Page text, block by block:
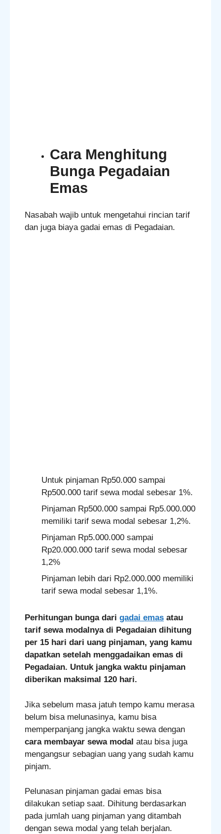
Cara Menghitung
Bunga Pegadaian
Emas
Nasabah wajib untuk mengetahui rincian tarif
dan juga biaya gadai emas di Pegadaian.
Untuk pinjaman Rp50.000 sampai
Rp500.000 tarif sewa modal sebesar 1%.
Pinjaman Rp500.000 sampai Rp5.000.000
memiliki tarif sewa modal sebesar 1,2%.
Pinjaman Rp5.000.000 sampai
Rp20.000.000 tarif sewa modal sebesar
1,2%
Pinjaman lebih dari Rp2.000.000 memiliki
tarif sewa modal sebesar 1,1%.
Perhitungan bunga dari gadai emas atau
tarif sewa modalnya di Pegadaian dihitung
per 15 hari dari uang pinjaman, yang kamu
dapatkan setelah menggadaikan emas di
Pegadaian. Untuk jangka waktu pinjaman
diberikan maksimal 120 hari.
Jika sebelum masa jatuh tempo kamu merasa
belum bisa melunasinya, kamu bisa
memperpanjang jangka waktu sewa dengan
cara membayar sewa modal atau bisa juga
mengangsur sebagian uang yang sudah kamu
pinjam.
Pelunasan pinjaman gadai emas bisa
dilakukan setiap saat. Dihitung berdasarkan
pada jumlah uang pinjaman yang ditambah
dengan sewa modal yang telah berjalan.